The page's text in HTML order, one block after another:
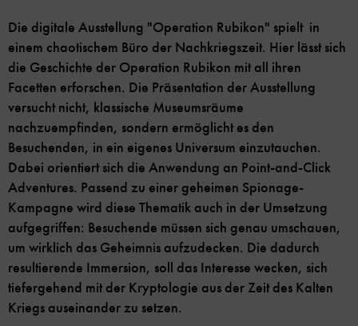
Die digitale Ausstellung "Operation Rubikon" spielt in
einem chaotischem Büro der Nachkriegszeit. Hier lässt sich
die Geschichte der Operation Rubikon mit all ihren
Facetten erforschen. Die Präsentation der Ausstellung
versucht nicht, klassische Museumsräume
nachzuempfinden, sondern ermöglicht es den
Besuchenden, in ein eigenes Universum einzutauchen.
Dabei orientiert sich die Anwendung an Point-and-Click
Adventures. Passend zu einer geheimen Spionage-
Kampagne wird diese Thematik auch in der Umsetzung
aufgegriffen: Besuchende müssen sich genau umschauen,
um wirklich das Geheimnis aufzudecken. Die dadurch
resultierende Immersion, soll das Interesse wecken, sich
tiefergehend mit der Kryptologie aus der Zeit des Kalten
Kriegs auseinander zu setzen.